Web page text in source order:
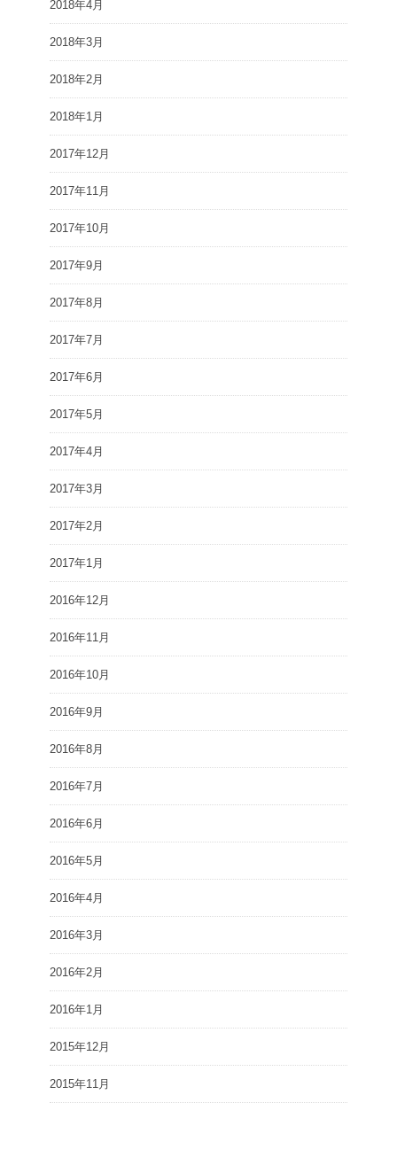
2018年4月
2018年3月
2018年2月
2018年1月
2017年12月
2017年11月
2017年10月
2017年9月
2017年8月
2017年7月
2017年6月
2017年5月
2017年4月
2017年3月
2017年2月
2017年1月
2016年12月
2016年11月
2016年10月
2016年9月
2016年8月
2016年7月
2016年6月
2016年5月
2016年4月
2016年3月
2016年2月
2016年1月
2015年12月
2015年11月